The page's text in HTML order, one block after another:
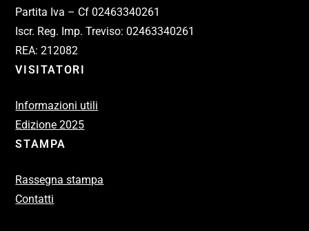
Partita Iva – Cf 02463340261
Iscr. Reg. Imp. Treviso: 02463340261
REA: 212082
VISITATORI
Informazioni utili
Edizione 2025
STAMPA
Rassegna stampa
Contatti